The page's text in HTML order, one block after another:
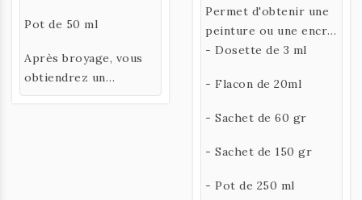
Pot de 50 ml
Après broyage, vous
obtiendrez un
pigment noir
Permet d'obtenir une
peinture ou une encre
brune.
- Dosette de 3 ml
- Flacon de 20ml
- Sachet de 60 gr
- Sachet de 150 gr
- Pot de 250 ml